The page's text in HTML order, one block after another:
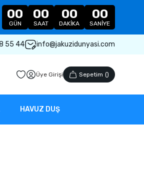
00
GÜN
00
SAAT
00
DAKIKA
00
SANIYE
55 44 info@jakuzidunyasi.com
Üye Girişi Sepetim ()
HAVUZ DUŞ